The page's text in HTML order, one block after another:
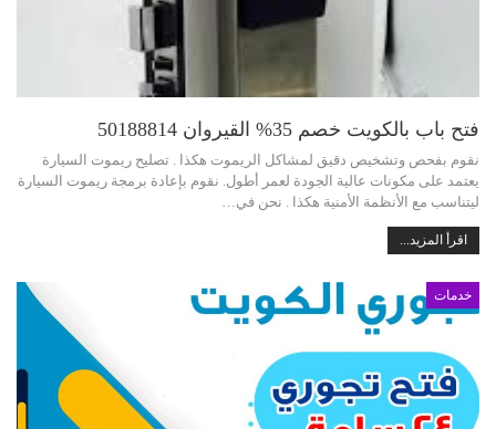
فتح باب بالكويت خصم 35% القيروان 50188814
نقوم بفحص وتشخيص دقيق لمشاكل الريموت هكذا . تصليح ريموت السيارة
يعتمد على مكونات عالية الجودة لعمر أطول. نقوم بإعادة برمجة ريموت السيارة
ليتناسب مع الأنظمة الأمنية هكذا . نحن في…
اقرأ المزيد...
خدمات